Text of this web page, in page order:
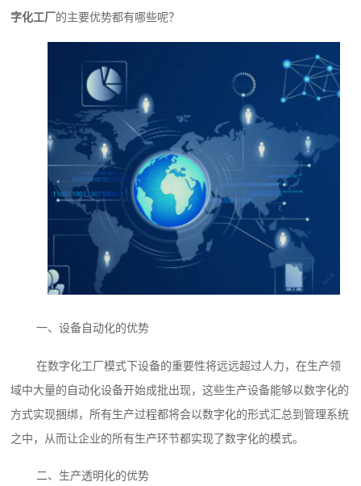
字化工厂的主要优势都有哪些呢？
一、设备自动化的优势
在数字化工厂模式下设备的重要性将远远超过人力，在生产领
域中大量的自动化设备开始成批出现，这些生产设备能够以数字化的
方式实现捆绑，所有生产过程都将会以数字化的形式汇总到管理系统
之中，从而让企业的所有生产环节都实现了数字化的模式。
二、生产透明化的优势